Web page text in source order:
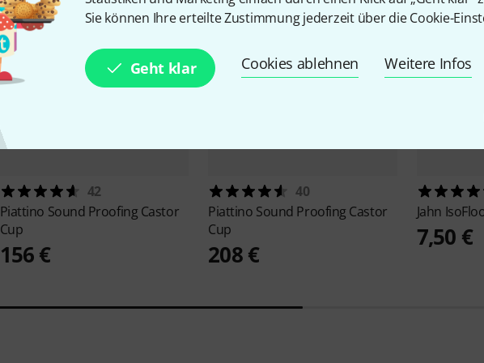
Sie können Ihre erteilte Zustimmung jederzeit über die Cookie-
Geht klar Cookies ablehnen Weitere Infos
42
Piattino Sound Proofing Castor
Cup
156 €
40
Piattino Sound Proofing Castor
Cup
208 €
Jahn
7,50 €